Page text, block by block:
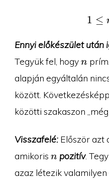
1 ≤
Ennyi előkészület után
Tegyük fel, hogyn
n
alapján egyáltalán
között.
közötti szakaszon
Visszafelé:Először azt
amikoris n
n pozitív.
azaz létezik valamilyen